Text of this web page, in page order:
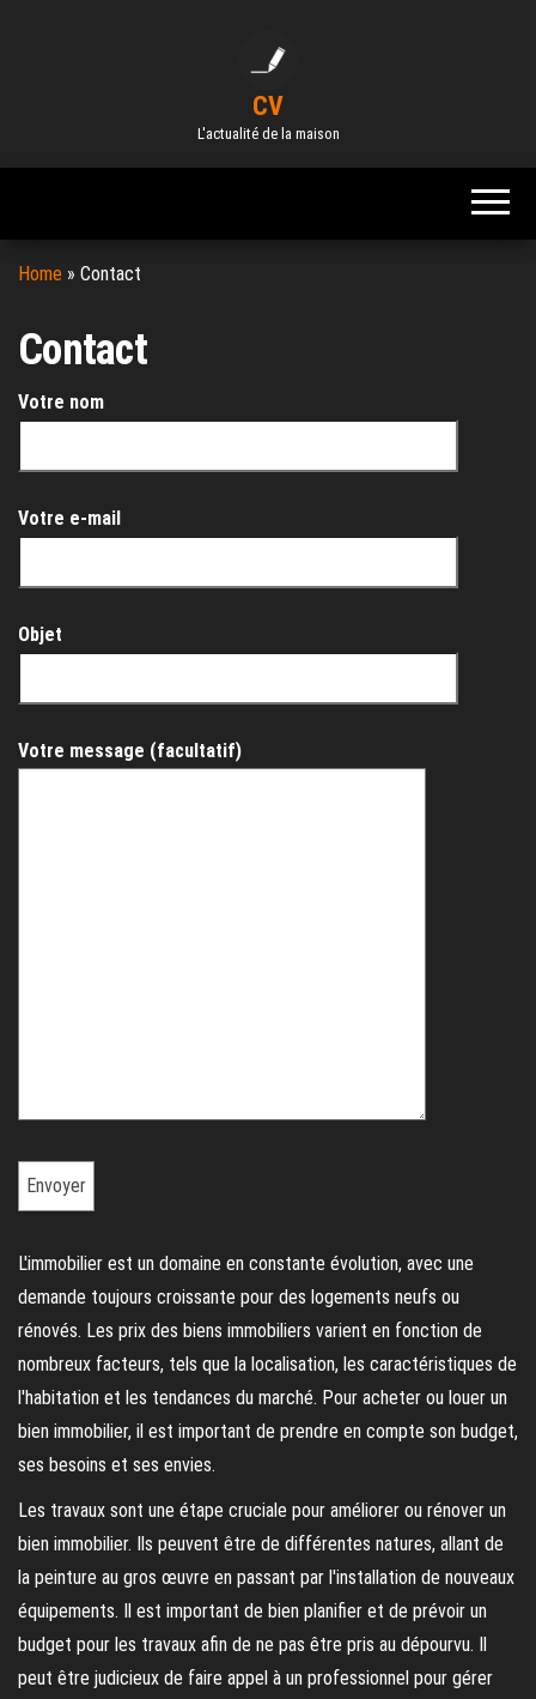
CV
L'actualité de la maison
Home » Contact
Contact
Votre nom
Votre e-mail
Objet
Votre message (facultatif)
L'immobilier est un domaine en constante évolution, avec une
demande toujours croissante pour des logements neufs ou
rénovés. Les prix des biens immobiliers varient en fonction de
nombreux facteurs, tels que la localisation, les caractéristiques de
l'habitation et les tendances du marché. Pour acheter ou louer un
bien immobilier, il est important de prendre en compte son budget,
ses besoins et ses envies.
Les travaux sont une étape cruciale pour améliorer ou rénover un
bien immobilier. Ils peuvent être de différentes natures, allant de
la peinture au gros œuvre en passant par l'installation de nouveaux
équipements. Il est important de bien planifier et de prévoir un
budget pour les travaux afin de ne pas être pris au dépourvu. Il
peut être judicieux de faire appel à un professionnel pour gérer